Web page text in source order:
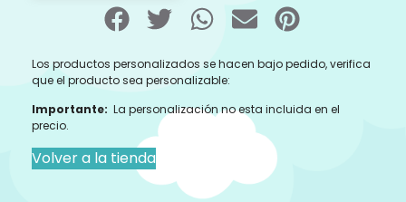
Los productos personalizados se hacen bajo pedido, verifica
que el producto sea personalizable:
Importante: La personalización no esta incluida en el
precio.
Volver a la tienda